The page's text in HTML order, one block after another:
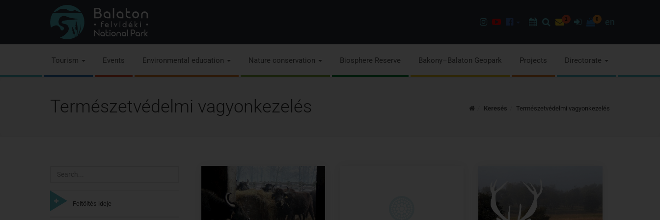
Instagram
YoutubeFacebookProgramok
Search
Newsletter
1
Sign
0 en
Tourism Events Environmental education Nature conservation Biosphere Reserve Bakony–Balaton Geopark Projects Directorate
Természetvédelmi vagyonkezelés HomeKeresés Természetvédelmi vagyonkezelés
Feltöltés ideje